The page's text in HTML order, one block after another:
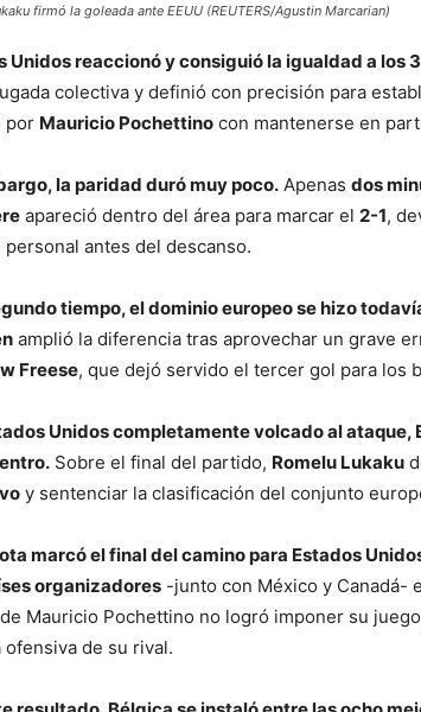
firmó la goleada ante EEUU (REUTERS/Agustin Marcarian)
Unidos reaccionó y consiguió la igualdad a los
colectiva y definió con precisión para
por Mauricio Pochettino con mantenerse en
la paridad duró muy poco. Apenas dos
apareció dentro del área para marcar el 2-1,
antes del descanso.
tiempo, el dominio europeo se hizo
amplió la diferencia tras aprovechar un grave
Freese, que dejó servido el tercer gol para los
Unidos completamente volcado al
Sobre el final del partido, Romelu Lukaku
y sentenciar la clasificación del conjunto
marcó el final del camino para Estados
organizadores -junto con México y Canadá-
Mauricio Pochettino no logró imponer su
ofensiva de su rival.